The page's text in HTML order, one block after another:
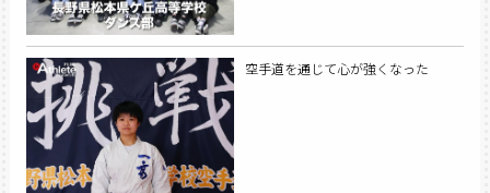
空手道を通じて心が強くなった